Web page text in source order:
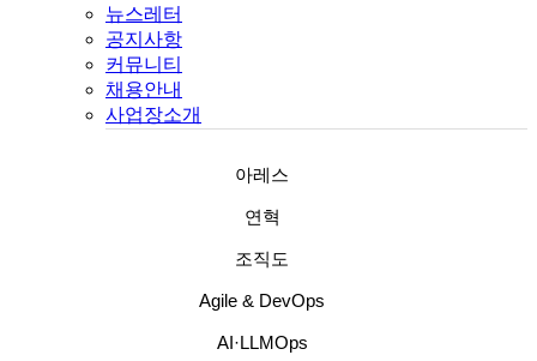
뉴스레터
공지사항
커뮤니티
채용안내
사업장소개
아레스
연혁
조직도
Agile & DevOps
AI·LLMOps